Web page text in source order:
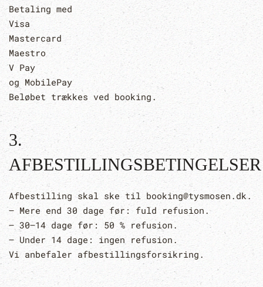
Betaling med
Visa
Mastercard
Maestro
V Pay
og MobilePay
Beløbet trækkes ved booking.
3.
AFBESTILLINGSBETINGELSER
Afbestilling skal ske til booking@tysmosen.dk.
– Mere end 30 dage før: fuld refusion.
– 30–14 dage før: 50 % refusion.
– Under 14 dage: ingen refusion.
Vi anbefaler afbestillingsforsikring.